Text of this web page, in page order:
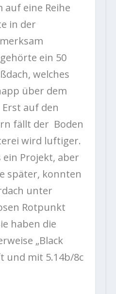
auf eine Reihe
in der
ein 50
welches
über dem
auf den
fällt der Boden
wird luftiger.
ein Projekt, aber
später, konnten
unter
Rotpunkt
haben die
„Black
und mit 5.14b/8c